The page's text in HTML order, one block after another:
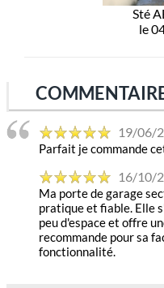
Sté
le
19/06/
Parfait je commande
16/10/
Ma porte de garage
pratique et fiable. Elle
peu d'espace et offre
recommande pour sa
fonctionnalité.